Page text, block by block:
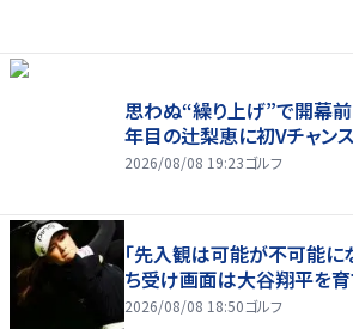
思わぬ“繰り上げ”で開幕
年目の辻梨恵に初Vチャンス
2026/08/08 19:23ゴルフ
「先入観は可能が不可能に
ち受け画面は大谷翔平を
2026/08/08 18:50ゴルフ